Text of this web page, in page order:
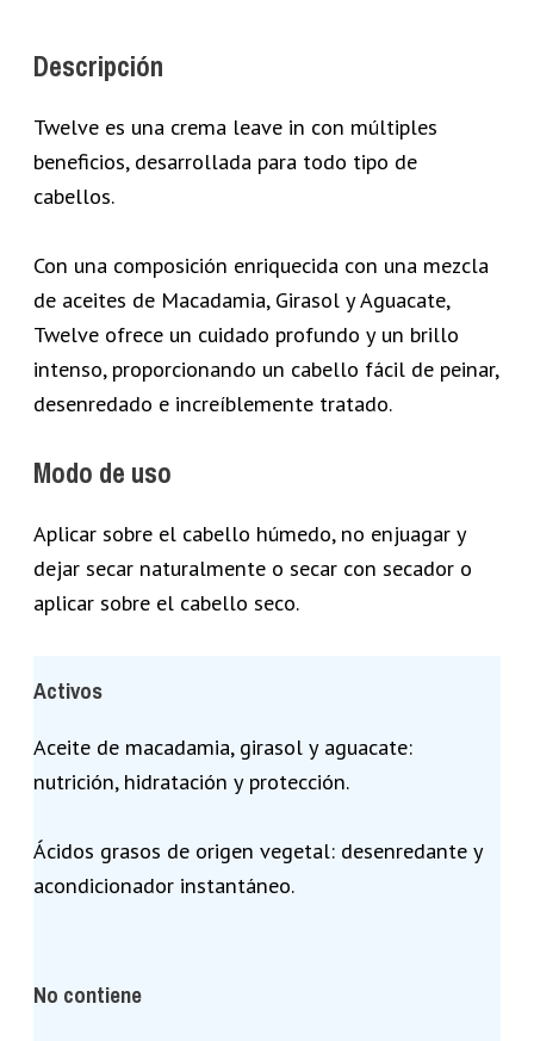
Descripción
Twelve es una crema leave in con múltiples
beneficios, desarrollada para todo tipo de
cabellos.
Con una composición enriquecida con una mezcla
de aceites de Macadamia, Girasol y Aguacate,
Twelve ofrece un cuidado profundo y un brillo
intenso, proporcionando un cabello fácil de peinar,
desenredado e increíblemente tratado.
Modo de uso
Aplicar sobre el cabello húmedo, no enjuagar y
dejar secar naturalmente o secar con secador o
aplicar sobre el cabello seco.
Activos
Aceite de macadamia, girasol y aguacate:
nutrición, hidratación y protección.
Ácidos grasos de origen vegetal: desenredante y
acondicionador instantáneo.
No contiene